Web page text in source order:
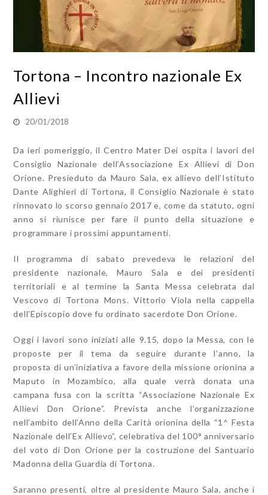
Tortona – Incontro nazionale Ex
Allievi
20/01/2018
Da ieri pomeriggio, il Centro Mater Dei ospita i lavori del
Consiglio Nazionale dell’Associazione Ex Allievi di Don
Orione. Presieduto da Mauro Sala, ex allievo dell’Istituto
Dante Alighieri di Tortona, il Consiglio Nazionale è stato
rinnovato lo scorso gennaio 2017 e, come da statuto, ogni
anno si riunisce per fare il punto della situazione e
programmare i prossimi appuntamenti.
Il programma di sabato prevedeva le relazioni del
presidente nazionale, Mauro Sala e dei presidenti
territoriali e al termine la Santa Messa celebrata dal
Vescovo di Tortona Mons. Vittorio Viola nella cappella
dell’Episcopio dove fu ordinato sacerdote Don Orione.
Oggi i lavori sono iniziati alle 9.15, dopo la Messa, con le
proposte per il tema da seguire durante l’anno, la
proposta di un’iniziativa a favore della missione orionina a
Maputo in Mozambico, alla quale verrà donata una
campana fusa con la scritta “Associazione Nazionale Ex
Allievi Don Orione”. Prevista anche l’organizzazione
nell’ambito dell’Anno della Carità orionina della “1^ Festa
Nazionale dell’Ex Allievo”, celebrativa del 100° anniversario
del voto di Don Orione per la costruzione del Santuario
Madonna della Guardia di Tortona.
Saranno presenti, oltre al presidente Mauro Sala, anche i